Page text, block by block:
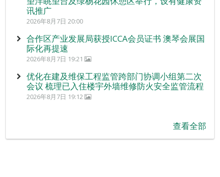
讯推广
2026年8月7日 20:00
合作区产业发展局获授ICCA会员证书 澳琴会展国
际化再提速
2026年8月7日 19:21
优化在建及维保工程监管跨部门协调小组第二次
会议 梳理已入住楼宇外墙维修防火安全监管流程
2026年8月7日 19:12
查看全部